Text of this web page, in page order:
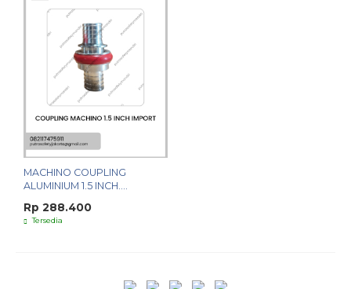
MACHINO COUPLING
ALUMINIUM 1.5 INCH....
Rp 288.400
Tersedia